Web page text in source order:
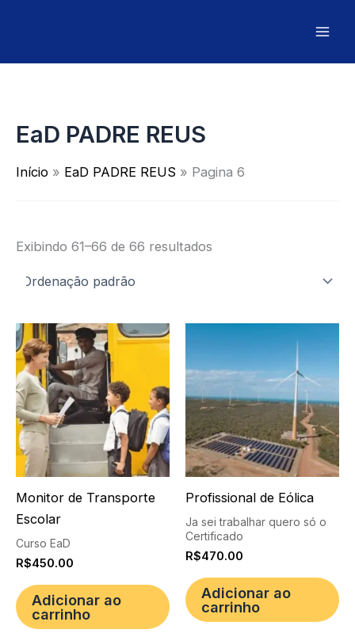
EaD PADRE REUS
Início EaD PADRE REUS Pagina 6
Exibindo 61–66 de 66 resultados
Monitor de Transporte
Escolar
Curso EaD
R$450.00
Adicionar ao
carrinho
Profissional de Eólica
Ja sei trabalhar quero só o
Certificado
R$470.00
Adicionar ao
carrinho